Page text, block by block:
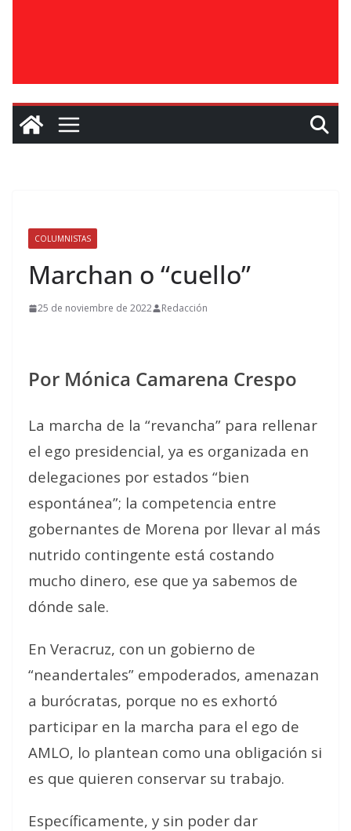
COLUMNISTAS
Marchan o “cuello”
25 de noviembre de 2022 Redacción
Por Mónica Camarena Crespo
La marcha de la “revancha” para rellenar
el ego presidencial, ya es organizada en
delegaciones por estados “bien
espontánea”; la competencia entre
gobernantes de Morena por llevar al más
nutrido contingente está costando
mucho dinero, ese que ya sabemos de
dónde sale.
En Veracruz, con un gobierno de
“neandertales” empoderados, amenazan
a burócratas, porque no es exhortó
participar en la marcha para el ego de
AMLO, lo plantean como una obligación si
es que quieren conservar su trabajo.
Específicamente, y sin poder dar